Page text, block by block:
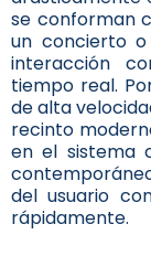
se conforman
un concierto
interacción
tiempo real.
de alta
recinto
en el sistema
del usuario
rápidamente.